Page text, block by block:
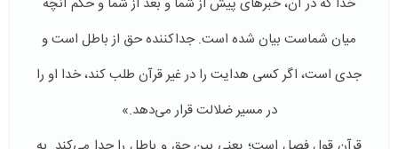
میان شماست بیان شده است. جداکننده حق از باطل است و
جدی است، اگر کسی هدایت را در غیر قرآن طلب کند، خدا او را
در مسیر ضلالت قرار می‌دهد.»